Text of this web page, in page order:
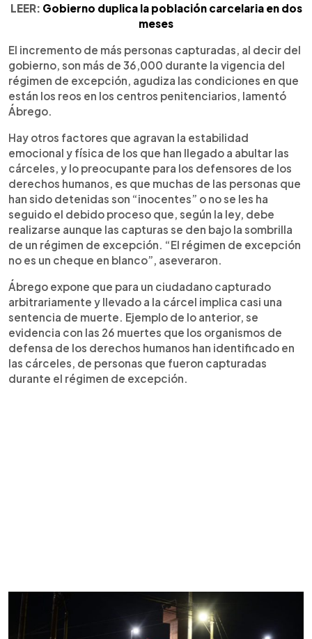
LEER: Gobierno duplica la población carcelaria en dos
meses
El incremento de más personas capturadas, al decir del
gobierno, son más de 36,000 durante la vigencia del
régimen de excepción, agudiza las condiciones en que
están los reos en los centros penitenciarios, lamentó
Ábrego.
Hay otros factores que agravan la estabilidad
emocional y física de los que han llegado a abultar las
cárceles, y lo preocupante para los defensores de los
derechos humanos, es que muchas de las personas que
han sido detenidas son “inocentes” o no se les ha
seguido el debido proceso que, según la ley, debe
realizarse aunque las capturas se den bajo la sombrilla
de un régimen de excepción. “El régimen de excepción
no es un cheque en blanco”, aseveraron.
Ábrego expone que para un ciudadano capturado
arbitrariamente y llevado a la cárcel implica casi una
sentencia de muerte. Ejemplo de lo anterior, se
evidencia con las 26 muertes que los organismos de
defensa de los derechos humanos han identificado en
las cárceles, de personas que fueron capturadas
durante el régimen de excepción.